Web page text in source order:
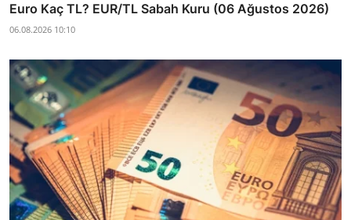
Euro Kaç TL? EUR/TL Sabah Kuru (06 Ağustos 2026)
06.08.2026 10:10